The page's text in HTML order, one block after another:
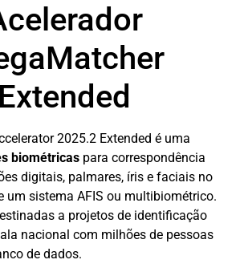
Extended
2025.2 Extended é uma
biométricas para correspondência
digitais, palmares, íris e faciais no
um sistema AFIS ou multibiométrico.
a projetos de identificação
nacional com milhões de pessoas
de dados.